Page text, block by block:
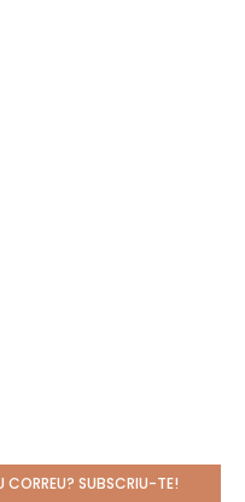
CORREU? SUBSCRIU-TE!